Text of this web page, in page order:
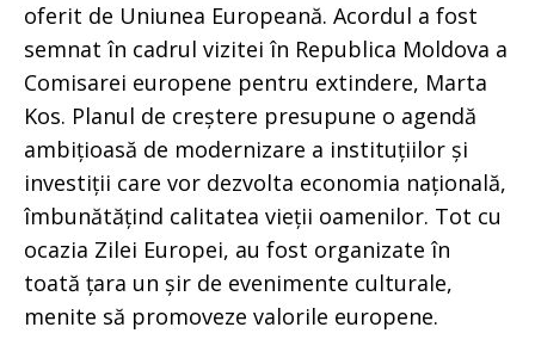
oferit de Uniunea Europeană. Acordul a fost
semnat în cadrul vizitei în Republica Moldova a
Comisarei europene pentru extindere, Marta
Kos. Planul de creștere presupune o agendă
ambițioasă de modernizare a instituțiilor și
investiții care vor dezvolta economia națională,
îmbunătățind calitatea vieții oamenilor. Tot cu
ocazia Zilei Europei, au fost organizate în
toată țara un șir de evenimente culturale,
menite să promoveze valorile europene.